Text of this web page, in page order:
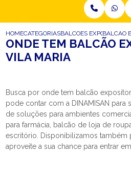
HOMECATEGORIASBALCOES EXPOSITORES
BALCAO
ONDE TEM BALCÃO
VILA MARIA
Busca por onde tem balcão
pode contar com a DINAMISAN para
de soluções para ambientes
para farmácia, balcão de loja de
escritório. Disponibilizamos também
aproveite a sua chance para entrar